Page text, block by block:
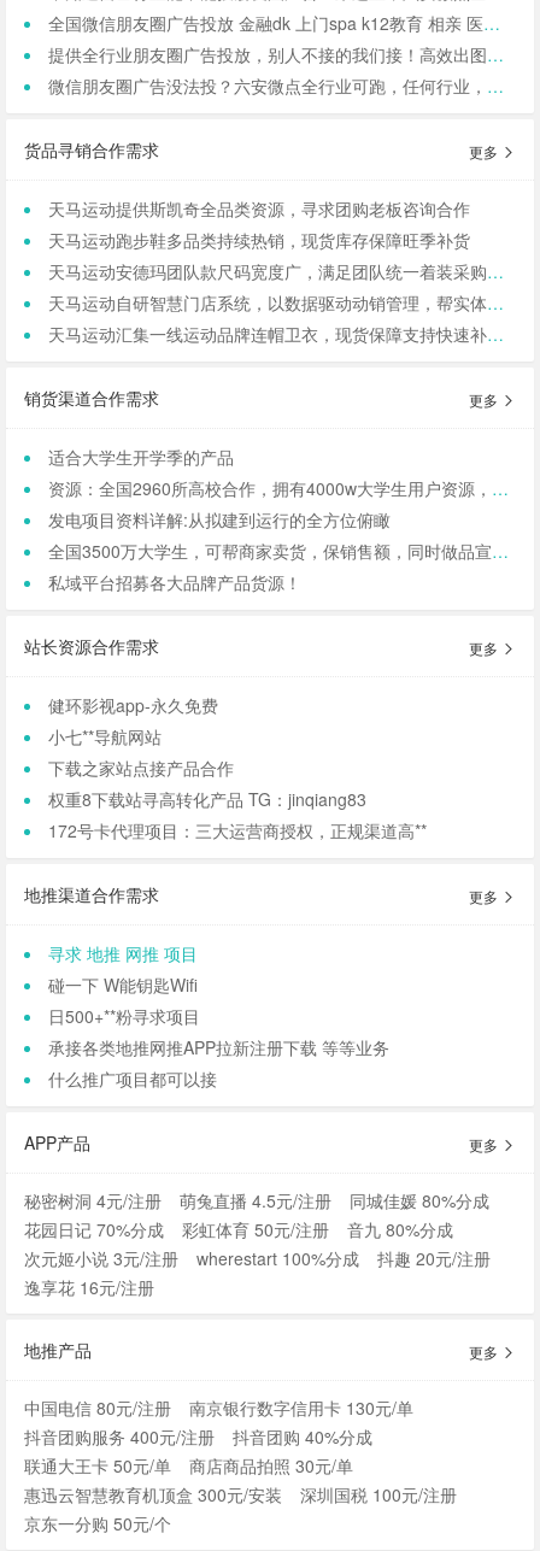
全国微信朋友圈广告投放 金融dk 上门spa k12教育 相亲 医院医美 国学等禁投行业包资质 过审 无需保证金
提供全行业朋友圈广告投放，别人不接的我们接！高效出图、专业运营！
微信朋友圈广告没法投？六安微点全行业可跑，任何行业，当天出图，包过审！
货品寻销合作需求 更多
天马运动提供斯凯奇全品类资源，寻求团购老板咨询合作
天马运动跑步鞋多品类持续热销，现货库存保障旺季补货
天马运动安德玛团队款尺码宽度广，满足团队统一着装采购需求
天马运动自研智慧门店系统，以数据驱动动销管理，帮实体商家轻量化运营
天马运动汇集一线运动品牌连帽卫衣，现货保障支持快速补货，寻求b端商家合作
销货渠道合作需求 更多
适合大学生开学季的产品
资源：全国2960所高校合作，拥有4000w大学生用户资源，8万+发底薪的校内学生团长，需求符合大学生日常消费的产品，可保RIO
发电项目资料详解:从拟建到运行的全方位俯瞰
全国3500万大学生，可帮商家卖货，保销售额，同时做品宣和私域搭建！
私域平台招募各大品牌产品货源！
站长资源合作需求 更多
健环影视app-永久免费
小七**导航网站
下载之家站点接产品合作
权重8下载站寻高转化产品 TG：jinqiang83
172号卡代理项目：三大运营商授权，正规渠道高**
地推渠道合作需求 更多
寻求 地推 网推 项目
碰一下 W能钥匙Wifi
日500+**粉寻求项目
承接各类地推网推APP拉新注册下载 等等业务
什么推广项目都可以接
APP产品 更多
秘密树洞 4元/注册 萌兔直播 4.5元/注册
同城佳媛 80%分成
花园日记 70%分成
彩虹体育 50元/注册
音九 80%分成
次元姬小说 3元/注册
wherestart 100%分成
抖趣 20元/注册
逸享花 16元/注册
地推产品 更多
中国电信 80元/注册
南京银行数字信用卡 130元/单
抖音团购服务 400元/注册
抖音团购 40%分成
联通大王卡 50元/单
商店商品拍照 30元/单
惠迅云智慧教育机顶盒 300元/安装
深圳国税 100元/注册
京东一分购 50元/个